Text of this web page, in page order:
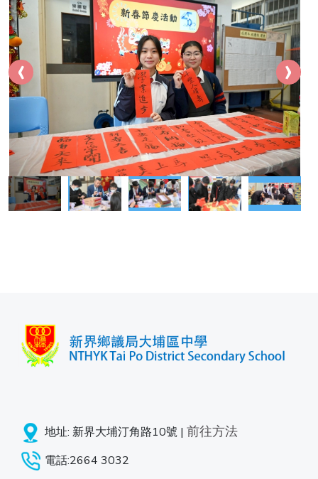
‹ ›
地址: 新界大埔汀角路10號 | 前往方法
電話:2664 3032